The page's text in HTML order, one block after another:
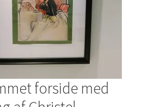
forside med